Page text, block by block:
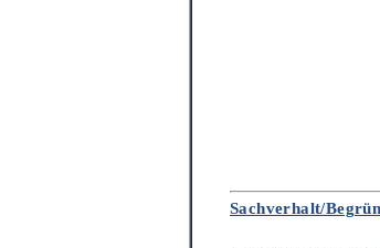
Sachverhalt/